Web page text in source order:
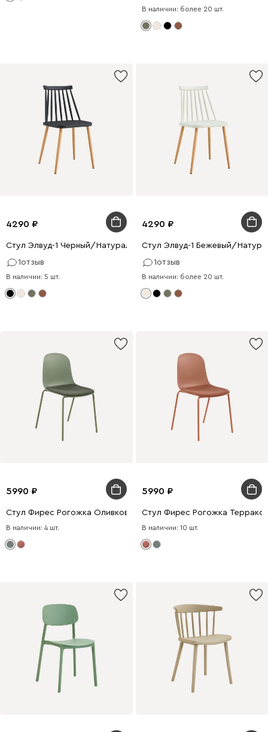
В наличии: более 20 шт.
4290
Стул Элвуд-1 Черный/Натуральный
1отзыв
В наличии: 5 шт.
4290
Стул Элвуд-1 Бежевый/
1отзыв
В наличии: более 20 шт.
5990
Стул Фирес Рогожка Оливковый
В наличии: 4 шт.
5990
Стул Фирес Рогожка
В наличии: 10 шт.